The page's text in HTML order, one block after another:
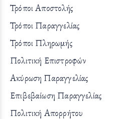
Τρόποι Αποστολής
Τρόποι Παραγγελίας
Τρόποι Πληρωμής
Πολιτική Επιστροφών
Ακύρωση Παραγγελίας
Επιβεβαίωση Παραγγελίας
Πολιτική Απορρήτου